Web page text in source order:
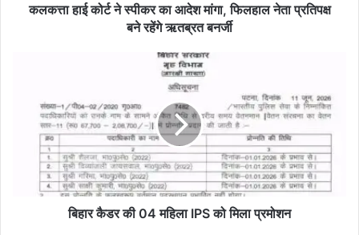
कलकत्ता हाई कोर्ट ने स्पीकर का आदेश मांगा, फिलहाल नेता प्रतिपक्ष
बने रहेंगे ऋतब्रत बनर्जी
प्रमोशन
बिहार कैडर की 04 महिला IPS को मिला प्रमोशन